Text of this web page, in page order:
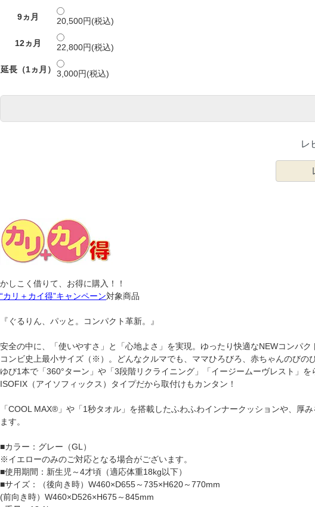
9ヵ月 20,500円(税込)
12ヵ月 22,800円(税込)
延長（1ヵ月） 3,000円(税込)
レ
かしこく借りて、お得に購入！！
“カリ＋カイ得”キャンペーン対象商品
『ぐるりん、パッと。コンパクト革新。』
安全の中に、「使いやすさ」と「心地よさ」を実現。ゆったり快適なNEWコンパク
コンビ史上最小サイズ（※）。どんなクルマでも、ママひろびろ、赤ちゃんのびのび
ゆび1本で「360°ターン」や「3段階リクライニング」「イージームーヴレスト」を
ISOFIX（アイソフィックス）タイプだから取付けもカンタン！
「COOL MAX®」や「1秒タオル」を搭載したふわふわインナークッションや、
ます。
■カラー：グレー（GL）
※イエローのみのご対応となる場合がございます。
■使用期間：新生児～4才頃（適応体重18kg以下）
■サイズ：（後向き時）W460×D655～735×H620～770mm
(前向き時）W460×D526×H675～845mm